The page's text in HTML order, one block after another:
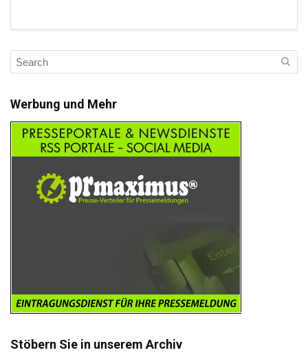
Werbung und Mehr
Stöbern Sie in unserem Archiv